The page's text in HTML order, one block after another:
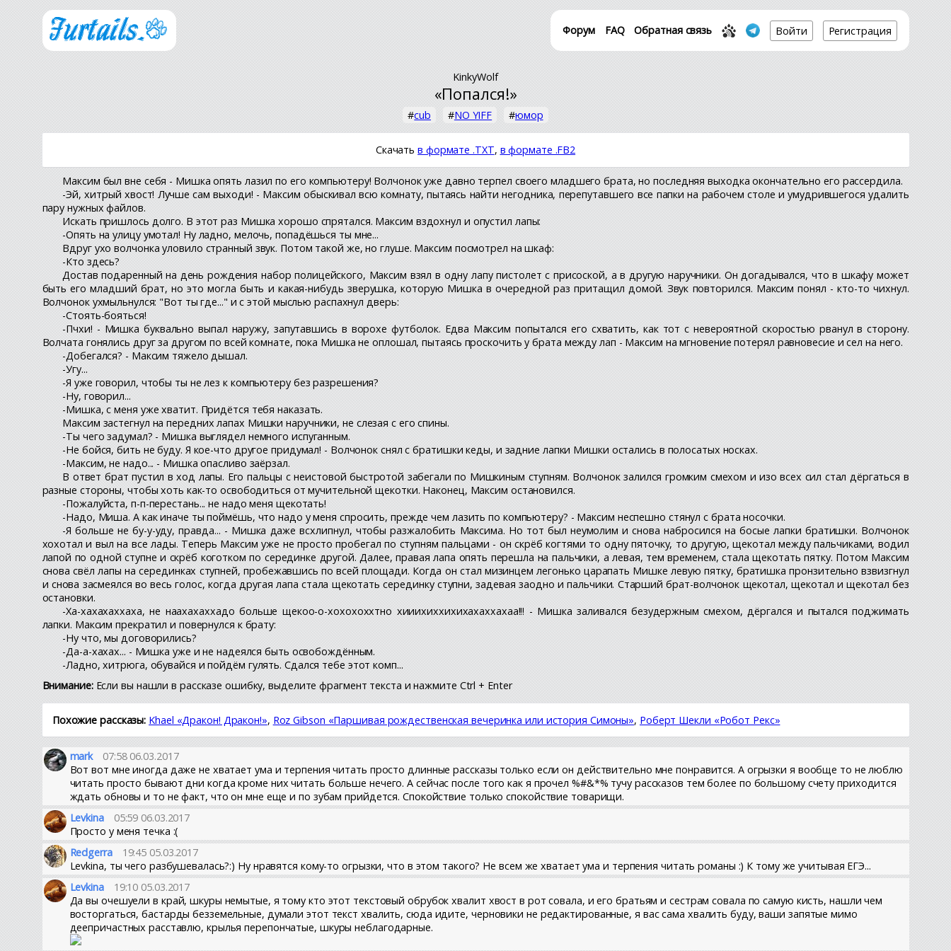
Форум FAQ Обратная связь Войти Регистрация
KinkyWolf
«Попался!»
#cub #NO YIFF #юмор
Скачатьв формате .TXT, в формате .FB2
Максим был вне себя - Мишка опять лазил по его компьютеру! Волчонок уже давно терпел своего младшего брата, но последняя выходка окончательно его рассердила.
-Эй, хитрый хвост! Лучше сам выходи! - Максим обыскивал всю комнату, пытаясь найти негодника, перепутавшего все папки на рабочем столе и умудрившегося удалить
пару нужных файлов.
Искать пришлось долго. В этот раз Мишка хорошо спрятался. Максим вздохнул и опустил лапы:
-Опять на улицу умотал! Ну ладно, мелочь, попадёшься ты мне...
Вдруг ухо волчонка уловило странный звук. Потом такой же, но глуше. Максим посмотрел на шкаф:
-Кто здесь?
Достав подаренный на день рождения набор полицейского, Максим взял в одну лапу пистолет с присоской, а в другую наручники. Он догадывался, что в шкафу может
быть его младший брат, но это могла быть и какая-нибудь зверушка, которую Мишка в очередной раз притащил домой. Звук повторился. Максим понял - кто-то чихнул.
Волчонок ухмыльнулся: "Вот ты где..." и с этой мыслью распахнул дверь:
-Стоять-бояться!
-Пчхи! - Мишка буквально выпал наружу, запутавшись в ворохе футболок. Едва Максим попытался его схватить, как тот с невероятной скоростью рванул в сторону.
Волчата гонялись друг за другом по всей комнате, пока Мишка не оплошал, пытаясь проскочить у брата между лап - Максим на мгновение потерял равновесие и сел на него.
-Добегался? - Максим тяжело дышал.
-Угу...
-Я уже говорил, чтобы ты не лез к компьютеру без разрешения?
-Ну, говорил...
-Мишка, с меня уже хватит. Придётся тебя наказать.
Максим застегнул на передних лапах Мишки наручники, не слезая с его спины.
-Ты чего задумал? - Мишка выглядел немного испуганным.
-Не бойся, бить не буду. Я кое-что другое придумал! - Волчонок снял с братишки кеды, и задние лапки Мишки остались в полосатых носках.
-Максим, не надо... - Мишка опасливо заёрзал.
В ответ брат пустил в ход лапы. Его пальцы с неистовой быстротой забегали по Мишкиным ступням. Волчонок залился громким смехом и изо всех сил стал дёргаться в
разные стороны, чтобы хоть как-то освободиться от мучительной щекотки. Наконец, Максим остановился.
-Пожалуйста, п-п-перестань... не надо меня щекотать!
-Надо, Миша. А как иначе ты поймёшь, что надо у меня спросить, прежде чем лазить по компьютеру? - Максим неспешно стянул с брата носочки.
-Я больше не бу-у-уду, правда... - Мишка даже всхлипнул, чтобы разжалобить Максима. Но тот был неумолим и снова набросился на босые лапки братишки. Волчонок
хохотал и выл на все лады. Теперь Максим уже не просто пробегал по ступням пальцами - он скрёб когтями то одну пяточку, то другую, щекотал между пальчиками, водил
лапой по одной ступне и скрёб коготком по серединке другой. Далее, правая лапа опять перешла на пальчики, а левая, тем временем, стала щекотать пятку. Потом Максим
снова свёл лапы на серединках ступней, пробежавшись по всей площади. Когда он стал мизинцем легонько царапать Мишке левую пятку, братишка пронзительно взвизгнул
и снова засмеялся во весь голос, когда другая лапа стала щекотать серединку ступни, задевая заодно и пальчики. Старший брат-волчонок щекотал, щекотал и щекотал без
остановки.
-Ха-хахахаххаха, не наахахаххадо больше щекоо-о-хохохоххтно хииихиххихихахаххахаа!!! - Мишка заливался безудержным смехом, дёргался и пытался поджимать
лапки. Максим прекратил и повернулся к брату:
-Ну что, мы договорились?
-Да-а-хахах... - Мишка уже и не надеялся быть освобождённым.
-Ладно, хитрюга, обувайся и пойдём гулять. Сдался тебе этот комп...
Внимание: Если вы нашли в рассказе ошибку, выделите фрагмент текста и нажмите Ctrl + Enter
Похожие рассказы: Khael «Дракон! Дракон!», Roz Gibson «Паршивая рождественская вечеринка или история Симоны», Роберт Шекли «Робот Рекс»
mark
07:58 06.03.2017
Вот вот мне иногда даже не хватает ума и терпения читать просто длинные рассказы только если он действительно мне понравится. А огрызки я вообще то не люблю
читать просто бывают дни когда кроме них читать больше нечего. А сейчас после того как я прочел %#&*% тучу рассказов тем более по большому счету приходится
ждать обновы и то не факт, что он мне еще и по зубам прийдется. Спокойствие только спокойствие товарищи.
Levkina
05:59 06.03.2017
Просто у меня течка :(
Redgerra
19:45 05.03.2017
Levkina, ты чего разбушевалась?:) Ну нравятся кому-то огрызки, что в этом такого? Не всем же хватает ума и терпения читать романы :) К тому же учитывая ЕГЭ...
Levkina
19:10 05.03.2017
Да вы очешуели в край, шкуры немытые, я тому кто этот текстовый обрубок хвалит хвост в рот совала, и его братьям и сестрам совала по самую кисть, нашли чем
восторгаться, бастарды безземельные, думали этот текст хвалить, сюда идите, черновики не редактированные, я вас сама хвалить буду, ваши запятые мимо
деепричастных расставлю, крылья перепончатые, шкуры неблагодарные.